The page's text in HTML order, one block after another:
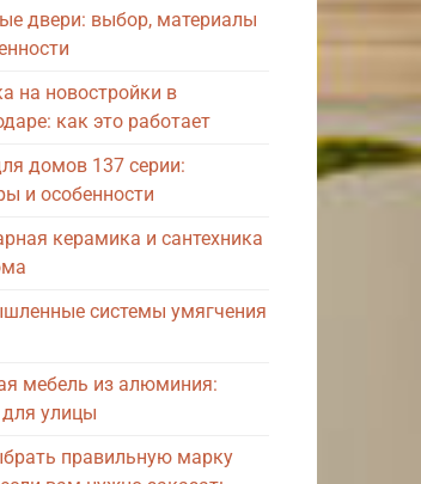
двери: выбор, материалы
на новостройки в
как это работает
домов 137 серии:
и особенности
керамика и сантехника
системы умягчения
мебель из алюминия:
улицы
правильную марку